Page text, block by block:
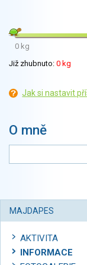
0 kg
Již zhubnuto: 0 kg
Jak si nastavit
O mně
MAJDAPES
AKTIVITA
INFORMACE